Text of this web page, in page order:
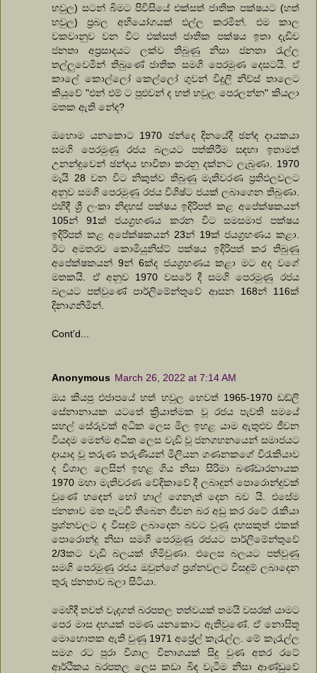
හවුල) සටන් බිමට පිවිසියේ එක්සත් ජාතික පක්ෂයට (හත්
හවුල) ප්‍රබල අභියෝගයක් එල්ල කරමින්. එම කාල
වකවානුව වන විට එක්සත් ජාතික පක්ෂය ඉතා දැඩිව
ජනතා අප්‍රසාදයට ලක්ව තිබුණු නිසා ජනතා රැල්ල
තල්ලුවෙමින් තිබුණේ ජාතික සමගි පෙරමුණ දෙසටයි. ඒ
කාලේ කොල්ලෝ කෙල්ලෝ ගුවන් විදුලි නිව්ස් තාලෙට
කියුවේ "එන් එම් ට පුළුවන් ද හත් හවුල පෙරලන්න" කියලා
මතක ඇති නේද?
ඔහොම යනකොට 1970 ඡන්දෙ දිනයේදී ඡන්ද දායකයා
සමගි පෙරමුණු රජය බලයට පත්කිරීම සඳහා ඉතාමත්
උනන්දුවෙන් ඡන්දය භාවිතා කරනු දක්නට ලැබුණා. 1970
මැයි 28 වන විට නිකුත්ව තිබුණු මැතිවරණ ප්‍රතිඵලවලට
අනුව සමගි පෙරමුණු රජය විශිෂ්ට ජයක් ලබාගෙන තිබුණා.
එහිදී ශ්‍රී ලංකා නිදහස් පක්ෂය ඉදිරිපත් කළ අපේක්ෂකයන්
105න් 91ක් ජයග්‍රහණය කරන විට සමසමාජ පක්ෂය
ඉදිරිපත් කළ අපේක්ෂකයන් 23න් 19ක් ජයග්‍රහණය කළා.
ඊට අමතරව කොමියුනිස්ට් පක්ෂය ඉදිරිපත් කර තිබුණු
අපේක්ෂකයන් 9න් 6ක්ද ජයග්‍රහණය කළා මට අද වගේ
මතකයි. ඒ අනුව 1970 වසරේ දී සමගි පෙරමුණු රජය
බලයට පත්වුණේ පාර්ලිමේන්තුවේ ආසන 168න් 116ක්
දිනාගනිමින්.
Cont'd...
Anonymous March 26, 2022 at 7:14 AM
ඔය කියපු එජාපයේ හත් හවුල හෙවත් 1965-1970 ඩඩ්ලි
සේනානායක යටතේ ක්‍රියාත්මක වූ රජය පැවති සමයේ
සහල් සේරුවක් අධික ලෙස මිල ඉහළ යාම ඇතුළුව ජීවන
වියදම මෙන්ම අධික ලෙස වැඩි වූ ජනගහනයෙන් සමාජයට
දායාද වූ තරුණ තරුණියන් මිලියන ගණනකගේ විරැකියාව
ද විශාල ලෙසින් ඉහළ ගිය නිසා සිරිමා බණ්ඩාරනායක
1970 මහා මැතිවරණ වේදිකාවේ දී ලබාදුන් පොරොන්දුවක්
වුණේ හඳෙන් හෝ හාල් ගෙනැත් දෙන බව යි. එසේම
ජනතාව මත පැටවී තිබෙන ජීවන බර අඩු කර රටේ රැකියා
ප්‍රශ්නවලට ද විසඳුම් ලබාදෙන බවට වුණු දහසකුත් එකක්
පොරොන්දු නිසා සමගි පෙරමුණු රජයට පාර්ලිමේන්තුවේ
2/3කට වැඩි බලයක් හිමිවුණා. එලෙස බලයට පත්වුණු
සමගි පෙරමුණු රජය ඔවුන්ගේ ප්‍රශ්නවලට විසඳුම් ලබාදෙන
තුරු ජනතාව බලා සිටියා.
මෙහිදී තවත් වැදගත් බරපතල තත්වයක් තමයි වසරක් යාමට
පෙර මාස දහයක් පමණ යනකොට ඇතිවුණේ. ඒ නොසිතූ
මොහොතක ඇති වුණු 1971 අප්‍රේල් කැරැල්ල. මේ කැරැල්ල
සමග රට පුරා විශාල විනාශයක් සිදු වුණ අතර රටේ
ආර්ථිකය බරපතල ලෙස කඩා බිඳ වැටීම නිසා ආණ්ඩුවේ